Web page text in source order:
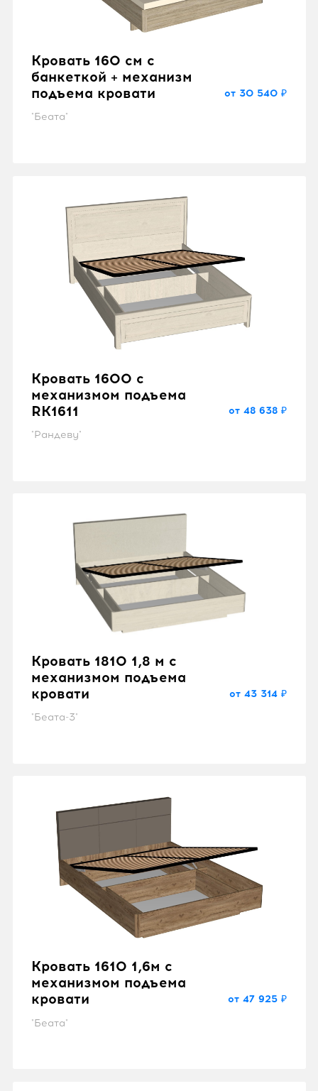
Кровать 160 см с
банкеткой + механизм
подъема кровати
"Беата"
от 30 540 ₽
Кровать 1600 с
механизмом подъема
RK1611
"Рандеву"
от 48 638 ₽
Кровать 1810 1,8 м с
механизмом подъема
кровати
"Беата-3"
от 43 314 ₽
Кровать 1610 1,6м с
механизмом подъема
кровати
"Беата"
от 47 925 ₽